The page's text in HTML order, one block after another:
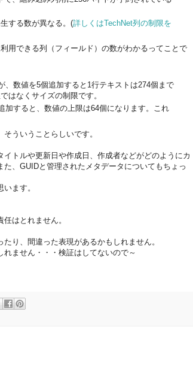
する数が異なる。(詳しくはTechNet列の制限を
用できる列（フィールド）の数がわかるってことで
、数値を5個追加すると1行テキストは274個まで
はなくサイズの制限です。
加すると、数値の上限は64個になります。これ
ういうことらしいです。
トルや更新日や作成日、作成者などがどのようにカ
、GUIDと管理されたメタデータについてもちょっ
ます。
はとれません。
り、間違った表現があるかもしれません。
ません・・・検証はしてないので～